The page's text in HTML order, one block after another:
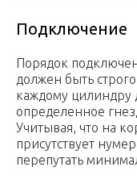
Подключение
Порядок
должен быть
каждому цилиндру
определенное
Учитывая, что на
присутствует
перепутать